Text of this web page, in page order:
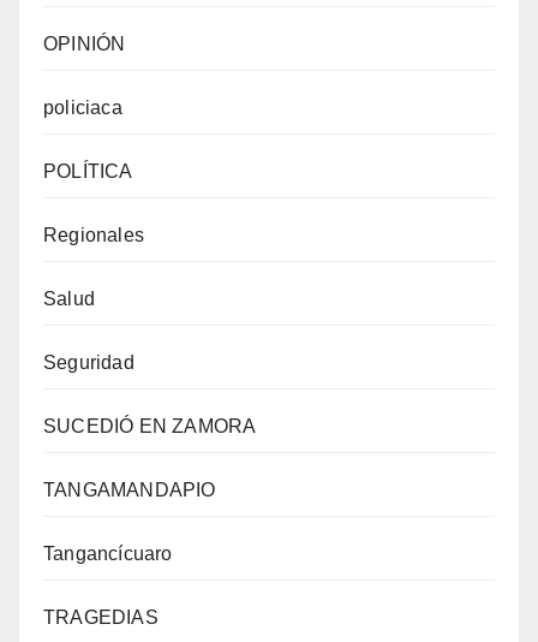
OPINIÓN
policiaca
POLÍTICA
Regionales
Salud
Seguridad
SUCEDIÓ EN ZAMORA
TANGAMANDAPIO
Tangancícuaro
TRAGEDIAS